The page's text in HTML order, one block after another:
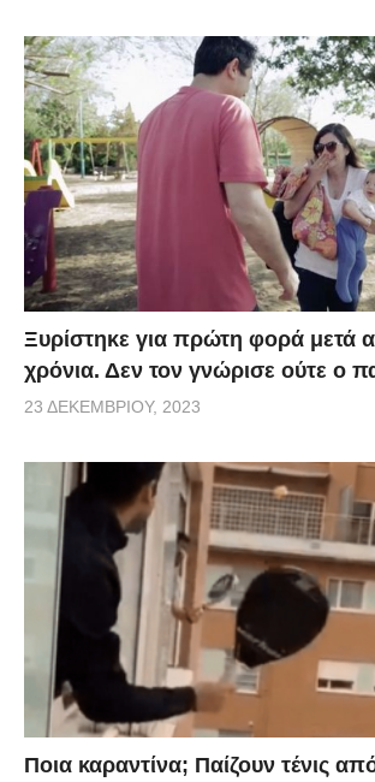
Ξυρίστηκε για πρώτη φορά μετά
χρόνια. Δεν τον γνώρισε ούτε ο
23 ΔΕΚΕΜΒΡΊΟΥ, 2023
Ποια καραντίνα; Παίζουν τένις